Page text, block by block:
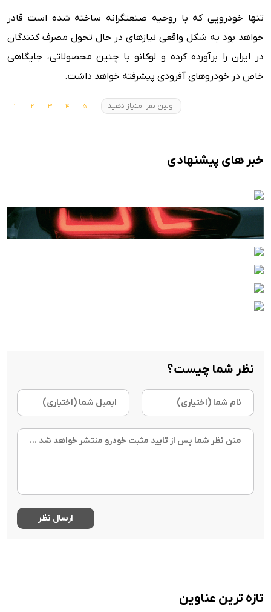
تنها خودرویی که با روحیه صنعتگرانه ساخته شده است قادر
خواهد بود به شکل واقعی نیازهای در حال تحول مصرف کنندگان
در ایران را برآورده کرده و لوکانو با چنین محصولاتی، جایگاهی
خاص در خودروهای آفرودی پیشرفته خواهد داشت.
اولین نفر امتیاز دهید
خبر های پیشنهادی
نظر شما چیست؟
تازه ترین عناوین